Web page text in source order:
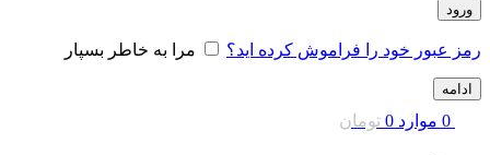
ورود
رمز عبور خود را فراموش کرده اید؟ مرا به خاطر بسپار
ادامه
0 موارد 0 تومان